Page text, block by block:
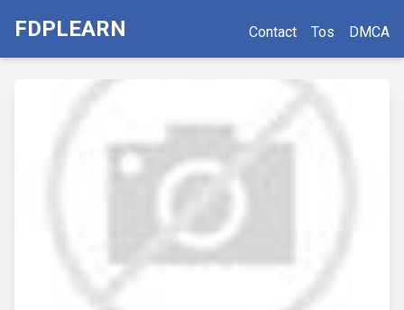
FDPLEARN Contact Tos DMCA